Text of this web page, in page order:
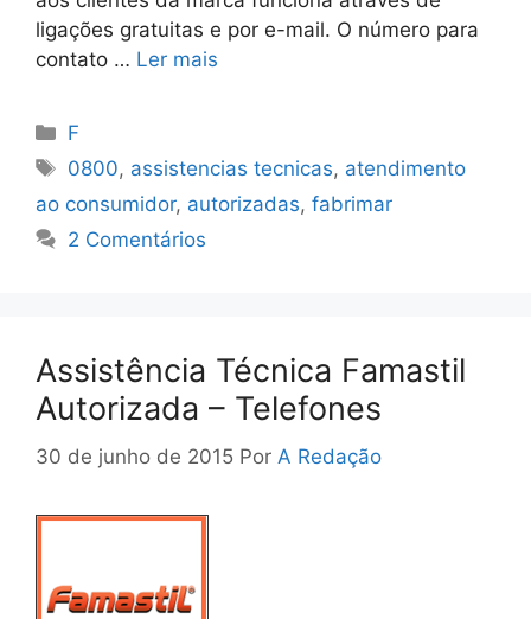
ligações gratuitas e por e-mail. O número para
contato … Ler mais
Categorias
F
Tags
0800, assistencias tecnicas, atendimento
ao consumidor, autorizadas, fabrimar
2 Comentários
Assistência Técnica Famastil
Autorizada – Telefones
30 de junho de 2015 Por A Redação